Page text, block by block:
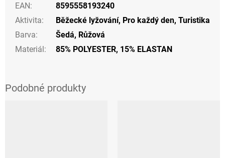
EAN:
8595558193240
Aktivita: Běžecké lyžování, Pro každý den, Turistika
Barva: Šedá, Růžová
Materiál: 85% POLYESTER, 15% ELASTAN